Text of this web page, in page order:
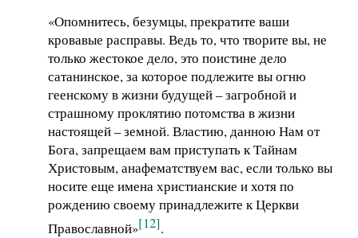
«Опомнитесь, безумцы, прекратите ваши
кровавые расправы. Ведь то, что творите вы, не
только жестокое дело, это поистине дело
сатанинское, за которое подлежите вы огню
геенскому в жизни будущей – загробной и
страшному проклятию потомства в жизни
настоящей – земной. Властию, данною Нам от
Бога, запрещаем вам приступать к Тайнам
Христовым, анафематствуем вас, если только вы
носите еще имена христианские и хотя по
рождению своему принадлежите к Церкви
Православной»[12].